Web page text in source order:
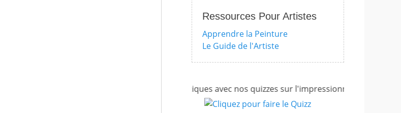
Ressources Pour Artistes
Apprendre la Peinture
Le Guide de l'Artiste
Testez vos connaissances artistiques avec nos quizzes sur l'impressionnisme, les